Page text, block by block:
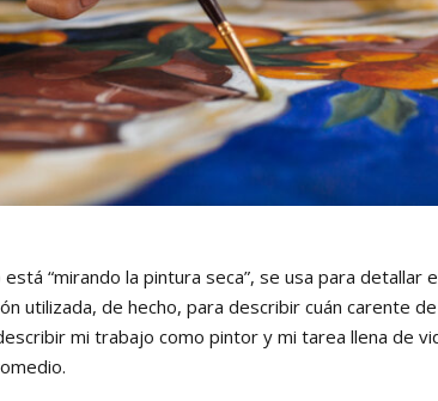
“mirando la pintura seca”, se usa para
utilizada, de hecho, para describir cuán carente
mi trabajo como pintor y mi tarea llena de